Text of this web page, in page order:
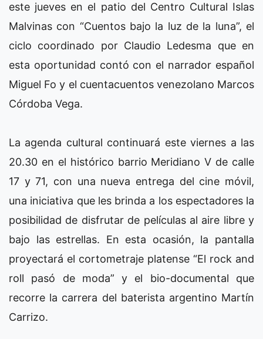
este jueves en el patio del Centro Cultural Islas
Malvinas con “Cuentos bajo la luz de la luna”, el
ciclo coordinado por Claudio Ledesma que en
esta oportunidad contó con el narrador español
Miguel Fo y el cuentacuentos venezolano Marcos
Córdoba Vega.
La agenda cultural continuará este viernes a las
20.30 en el histórico barrio Meridiano V de calle
17 y 71, con una nueva entrega del cine móvil,
una iniciativa que les brinda a los espectadores la
posibilidad de disfrutar de películas al aire libre y
bajo las estrellas. En esta ocasión, la pantalla
proyectará el cortometraje platense “El rock and
roll pasó de moda” y el bio-documental que
recorre la carrera del baterista argentino Martín
Carrizo.